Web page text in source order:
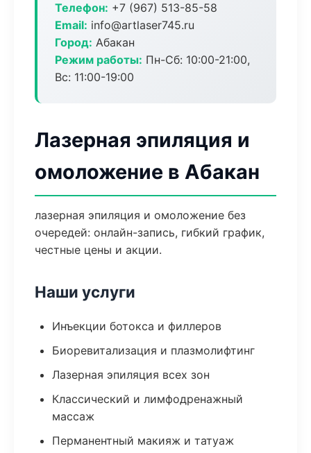
Телефон: +7 (967) 513-85-58
Email: info@artlaser745.ru
Город: Абакан
Режим работы: Пн-Сб: 10:00-21:00,
Вс: 11:00-19:00
Лазерная эпиляция и
омоложение в Абакан
лазерная эпиляция и омоложение без
очередей: онлайн-запись, гибкий график,
честные цены и акции.
Наши услуги
Инъекции ботокса и филлеров
Биоревитализация и плазмолифтинг
Лазерная эпиляция всех зон
Классический и лимфодренажный
массаж
Перманентный макияж и татуаж